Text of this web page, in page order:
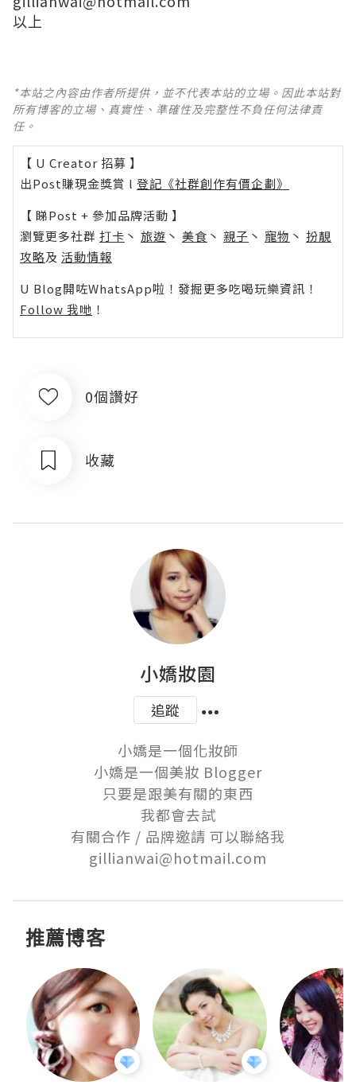
以上
*本站之內容由作者所提供，並不代表本站的立場。因此本站對
所有博客的立場、真實性、準確性及完整性不負任何法律責
任。
【 U Creator 招募 】
出Post賺現金獎賞 l 登記《社群創作有價企劃》
【 睇Post + 參加品牌活動 】
瀏覽更多社群 打卡 丶 旅遊 丶 美食 丶 親子 丶 寵物 丶 扮靚
攻略及 活動情報
U Blog開咗WhatsApp啦！發掘更多吃喝玩樂資訊！
Follow 我哋 ！
0個讚好
收藏
小嬌妝園
追蹤
小嬌是一個化妝師
小嬌是一個美妝 Blogger
只要是跟美有關的東西
我都會去試
有關合作 / 品牌邀請 可以聯絡我
gillianwai@hotmail.com
推薦博客